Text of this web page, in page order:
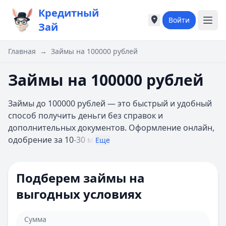
Кредитный
Зай
Города России
Екатеринбург
Казань
Астрахань
Б
Барнаул
Города России
Екатеринбург
Казань
Астрахань
Б
Барнаул
Войти
Главная → Займы на 100000 рублей
Займы на 100000 рублей
Займы до 100000 рублей — это быстрый и удобный
способ получить деньги без справок и
дополнительных документов. Оформление онлайн,
одобрение за 10-30 м Еще
Подберем займы на
выгодных условиях
Сумма